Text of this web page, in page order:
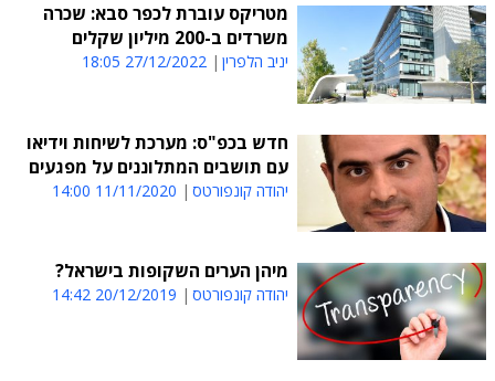
מטריקס עוברת לכפר סבא: שכרה
משרדים ב-200 מיליון שקלים
יניב הלפרין 27/12/2022 18:05
חדש בכפ"ס: מערכת לשיחות וידיאו
עם תושבים המתלוננים על מפגעים
יהודה קונפורטס 11/11/2020 14:00
מיהן הערים השקופות בישראל?
יהודה קונפורטס 20/12/2019 14:42